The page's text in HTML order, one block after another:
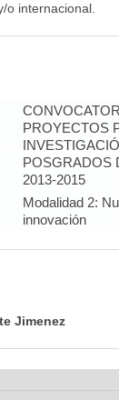
o internacional.
PROYECTOS
POSGRADOS
2013-2015
Modalidad 2:
innovación
Jimenez